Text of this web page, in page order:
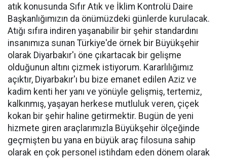
atık konusunda Sıfır Atık ve İklim Kontrolü Daire
Başkanlığımızın da önümüzdeki günlerde kurulacak.
Atığı sıfıra indiren yaşanabilir bir şehir standardını
insanımıza sunan Türkiye'de örnek bir Büyükşehir
olarak Diyarbakır'ı öne çıkartacak bir gelişme
olduğunun altını çizmek istiyorum. Kararlılığımız
açıktır, Diyarbakır'ı bu bize emanet edilen Aziz ve
kadim kenti her yanı ve yönüyle gelişmiş, tertemiz,
kalkınmış, yaşayan herkese mutluluk veren, çiçek
kokan bir şehir haline getirmektir. Bugün de yeni
hizmete giren araçlarımızla Büyükşehir ölçeğinde
geçmişten bu yana en büyük araç filosuna sahip
olarak en çok personel istihdam eden dönem olarak